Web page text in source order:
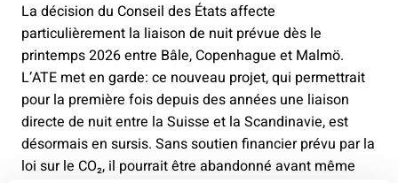
La décision du Conseil des États affecte
particulièrement la liaison de nuit prévue dès le
printemps 2026 entre Bâle, Copenhague et Malmö.
L’ATE met en garde: ce nouveau projet, qui permettrait
pour la première fois depuis des années une liaison
directe de nuit entre la Suisse et la Scandinavie, est
désormais en sursis. Sans soutien financier prévu par la
loi sur le CO₂, il pourrait être abandonné avant même